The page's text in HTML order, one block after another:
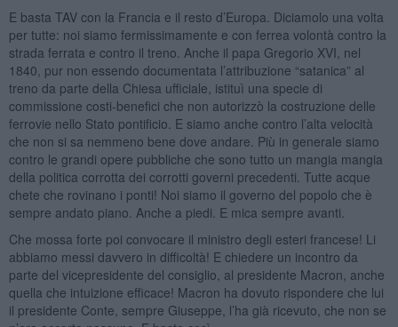
E basta TAV con la Francia e il resto d’Europa. Diciamolo una volta
per tutte: noi siamo fermissimamente e con ferrea volontà contro la
strada ferrata e contro il treno. Anche il papa Gregorio XVI, nel
1840, pur non essendo documentata l’attribuzione “satanica” al
treno da parte della Chiesa ufficiale, istituì una specie di
commissione costi-benefici che non autorizzò la costruzione delle
ferrovie nello Stato pontificio. E siamo anche contro l’alta velocità
che non si sa nemmeno bene dove andare. Più in generale siamo
contro le grandi opere pubbliche che sono tutto un mangia mangia
della politica corrotta dei corrotti governi precedenti. Tutte acque
chete che rovinano i ponti! Noi siamo il governo del popolo che è
sempre andato piano. Anche a piedi. E mica sempre avanti.
Che mossa forte poi convocare il ministro degli esteri francese! Li
abbiamo messi davvero in difficoltà! E chiedere un incontro da
parte del vicepresidente del consiglio, al presidente Macron, anche
quella che intuizione efficace! Macron ha dovuto rispondere che lui
il presidente Conte, sempre Giuseppe, l’ha già ricevuto, che non se